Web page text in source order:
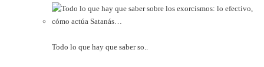
Todo lo que hay que saber so..